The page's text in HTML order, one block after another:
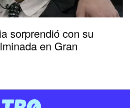
sorprendió con su
en Gran